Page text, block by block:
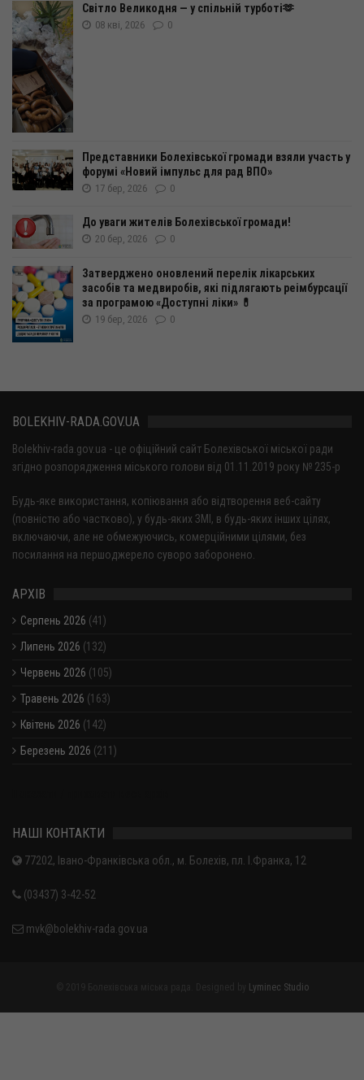
Світло Великодня — у спільній турботі🫶
08 кві, 2026 0
Представники Болехівської громади взяли участь у
форумі «Новий імпульс для рад ВПО»
17 бер, 2026 0
До уваги жителів Болехівської громади!
20 бер, 2026 0
Затверджено оновлений перелік лікарських
засобів та медвиробів, які підлягають реімбурсації
за програмою «Доступні ліки» 💊
19 бер, 2026 0
BOLEKHIV-RADA.GOV.UA
Bolekhiv-rada.gov.ua - це офіційний сайт Болехівської міської ради
згідно розпорядження міського голови від 01.11.2019 року № 235-р
Будь-яке використання, копіювання або відтворення веб-сайту
(повністю або частково), у будь-яких ЗМІ, в будь-яких інших цілях,
включаючи, але не обмежуючись, комерційними цілями, без
посилання на першоджерело суворо заборонено.
АРХІВ
Серпень 2026 (41)
Липень 2026 (132)
Червень 2026 (105)
Травень 2026 (163)
Квітень 2026 (142)
Березень 2026 (211)
НАШІ КОНТАКТИ
77202, Івано-Франківська обл., м. Болехів, пл. І.Франка, 12
(03437) 3-42-52
mvk@bolekhiv-rada.gov.ua
Lyminec Studio